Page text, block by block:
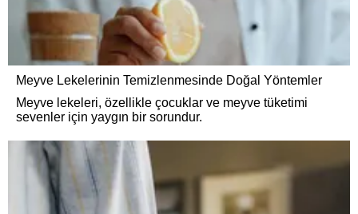
Meyve Lekelerinin Temizlenmesinde Doğal Yöntemler
Meyve lekeleri, özellikle çocuklar ve meyve tüketimi
sevenler için yaygın bir sorundur.